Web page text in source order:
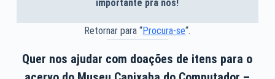
importante pra nós!
Retornar para “Procura-se“.
Quer nos ajudar com doações de itens para o